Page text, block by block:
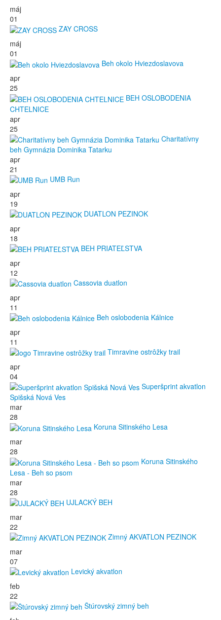
máj
01
ZAY CROSS
máj
01
Beh okolo Hviezdoslavova
apr
25
BEH OSLOBODENIA
CHTELNICE
apr
25
Charitatívny
beh Gymnázia Dominika Tatarku
apr
21
UMB Run
apr
19
DUATLON PEZINOK
apr
18
BEH PRIATEĽSTVA
apr
12
Cassovia duatlon
apr
11
Beh oslobodenia Kálnice
apr
11
Timravine ostrôžky trail
apr
04
Superšprint akvatlon
Spišská Nová Ves
mar
28
Koruna Sitinského Lesa
mar
28
Koruna Sitinského
Lesa - Beh so psom
mar
28
UJLACKÝ BEH
mar
22
Zimný AKVATLON PEZINOK
mar
07
Levický akvatlon
feb
22
Štúrovský zimný beh